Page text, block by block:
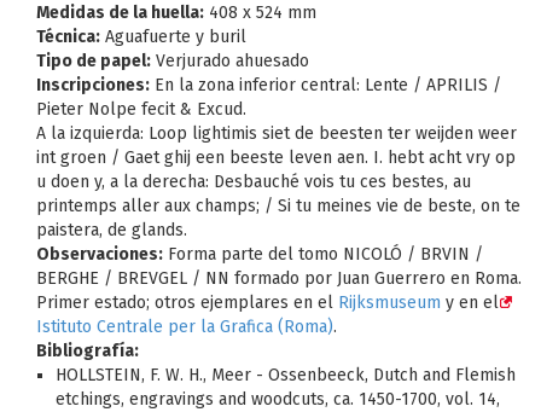
Medidas de la huella: 408 x 524 mm
Técnica: Aguafuerte y buril
Tipo de papel: Verjurado ahuesado
Inscripciones: En la zona inferior central: Lente / APRILIS /
Pieter Nolpe fecit & Excud.
A la izquierda: Loop lightimis siet de beesten ter weijden weer
int groen / Gaet ghij een beeste leven aen. I. hebt acht vry op
u doen y, a la derecha: Desbauché vois tu ces bestes, au
printemps aller aux champs; / Si tu meines vie de beste, on te
paistera, de glands.
Observaciones: Forma parte del tomo NICOLÓ / BRVIN /
BERGHE / BREVGEL / NN formado por Juan Guerrero en Roma.
Primer estado; otros ejemplares en el Rijksmuseum y en el
Istituto Centrale per la Grafica (Roma).
Bibliografía:
HOLLSTEIN, F. W. H., Meer - Ossenbeeck, Dutch and Flemish
etchings, engravings and woodcuts, ca. 1450-1700, vol. 14,